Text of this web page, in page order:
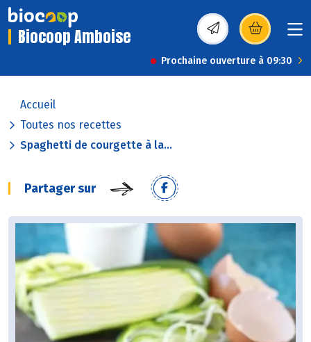
Biocoop Amboise (s’ouvre dans une
Prochaine ouverture à 09:30
Accueil
Toutes nos recettes
Spaghetti de courgette à la...
Partager sur